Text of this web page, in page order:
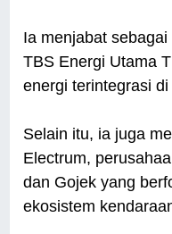
Ia menjabat
TBS Energi Utama
energi terintegrasi
Selain itu, ia juga
Electrum,
dan Gojek yang
ekosistem